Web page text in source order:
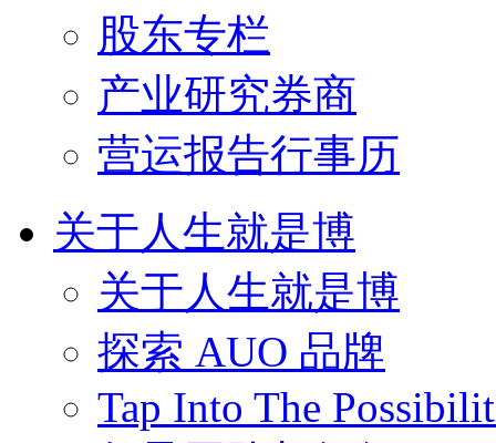
股东专栏
产业研究券商
营运报告行事历
关于人生就是博
关于人生就是博
探索 AUO 品牌
Tap Into The